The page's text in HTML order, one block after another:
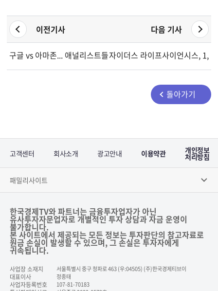
이전기사 다음 기사
구글 vs 아마존... 애널리스트들이 꼽은 더 나은 AI 주식은
자이더스 라이프사이언시스,
돌아가기
고객센터 회사소개 광고안내 이용약관 개인정보
처리방침
패밀리사이트
한국경제TV와 파트너는 금융투자업자가 아닌
유사투자자문업자로 개별적인 투자 상담과 자금 운영이
불가합니다.
본 사이트에서 제공되는 모든 정보는 투자판단의 참고자료로
원금 손실이 발생할 수 있으며, 그 손실은 투자자에게
귀속됩니다.
사업장 소재지 서울특별시 중구 청파로 463 (우:04505) (주)한국경제티브이
대표이사 정종태
사업자등록번호 107-81-70183